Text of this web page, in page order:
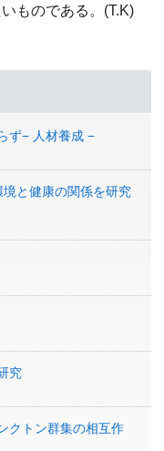
ものである。(T.K)
ず− 人材養成 −
と健康の関係を研究
究
クトン群集の相互作